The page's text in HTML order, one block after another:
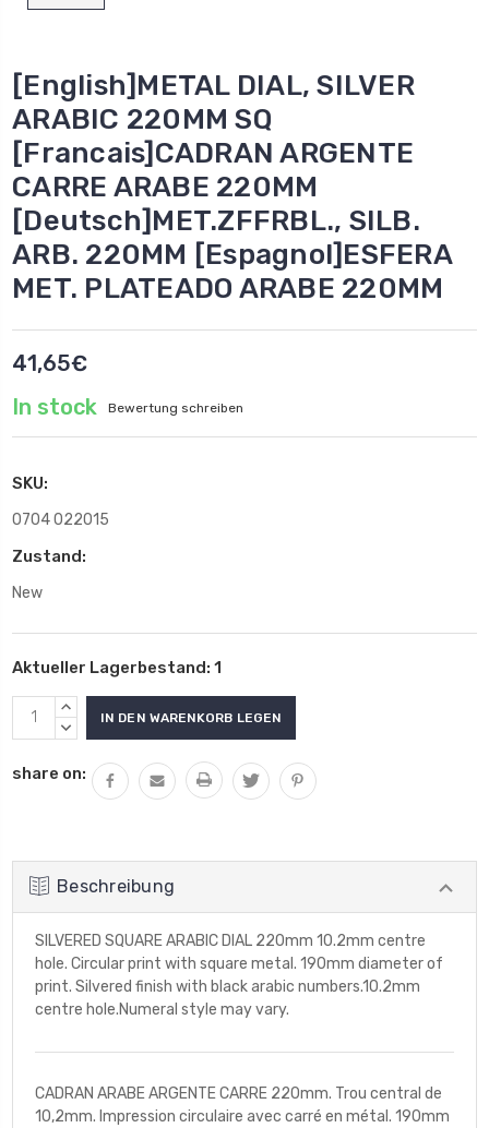
[English]METAL DIAL, SILVER
ARABIC 220MM SQ
[Francais]CADRAN ARGENTE
CARRE ARABE 220MM
[Deutsch]MET.ZFFRBL., SILB.
ARB. 220MM [Espagnol]ESFERA
MET. PLATEADO ARABE 220MM
41,65€
In stock
Bewertung schreiben
SKU:
0704 022015
Zustand:
New
Aktueller Lagerbestand: 1
MENGE
VON
ERHÖHEN
MENGE
UNDEFINED
VERRINGERN
share on:
Beschreibung
SILVERED SQUARE ARABIC DIAL 220mm 10.2mm centre
hole. Circular print with square metal. 190mm diameter of
print. Silvered finish with black arabic numbers.10.2mm
centre hole.Numeral style may vary.
CADRAN ARABE ARGENTE CARRE 220mm. Trou central de
10,2mm. Impression circulaire avec carré en métal. 190mm